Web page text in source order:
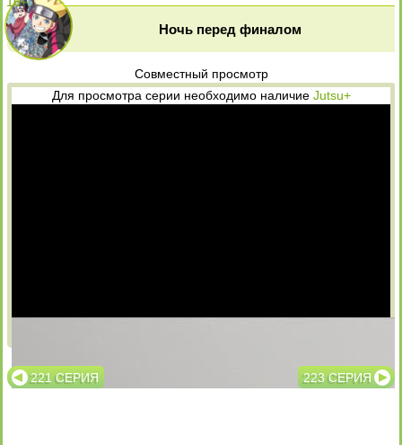
Ночь перед финалом
Совместный просмотр
Для просмотра серии необходимо наличие Jutsu+
221 СЕРИЯ 223 СЕРИЯ